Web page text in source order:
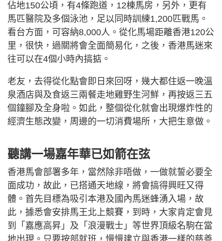
佔地150公頃，有4條跑道，12棟馬房，另外，更有
馬匹醫院及多個泳池，足以同時訓練1,200匹戰馬。
看台方面，可容納8,000人。從化馬場距離香港120公
里，很快，過關將會全面簡易化，之後，香港馬迷來
往可以在4個小時內搞掂。
老友，去得從化點會即日來回呀，幾大都住返一晚溫
泉酒店與及食返三兩餐走地雞野生河鮮，再按返三五
個鐘腳及全身啦。如此，整個從化就會出現爆炸性的
經濟生態改變，周邊的一切消費場所，大把生意做。
聽講一場嘉年華已如箭在弦
香港馬會部署多年，當然除非唔做，一做就誓必要全
面成功，故此，已搭通天地線，將會搞得興旺又得
體。首先目標為吸引本港及國內馬迷蜂湧入場，故
此，據悉會安排馬王北上競賽，到時，大家肯定會見
到「嘉應高昇」及「浪漫戰士」等世界頂級名駒在當
地出現。只要按部就班，慢慢建立與香港一樣的慈善